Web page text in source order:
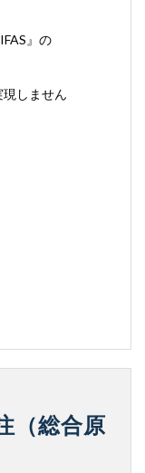
』の
しません
（総合原